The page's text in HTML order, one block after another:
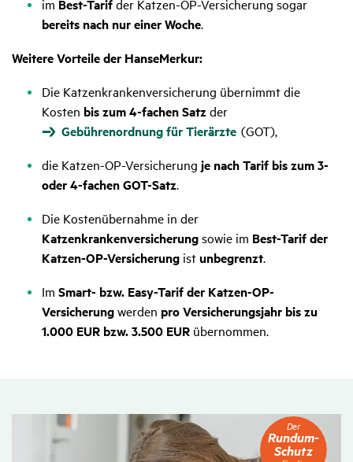
im Best-Tarifder Katzen-OP-Versicherung sogar
bereits nach nur einer Woche.
Weitere Vorteile der HanseMerkur:
Die Katzenkrankenversicherung übernimmt die
Kosten bis zum 4-fachen Satzder
Gebührenordnung für Tierärzte (GOT),
die Katzen-OP-Versicherung je nach Tarif bis zum 3-
oder 4-fachen GOT-Satz.
Die Kostenübernahme in der
Katzenkrankenversicherungsowie im Best-Tarif der
Katzen-OP-Versicherung istunbegrenzt.
Im Smart- bzw. Easy-Tarif der Katzen-OP-
Versicherungwerden pro Versicherungsjahr bis zu
1.000 EUR bzw. 3.500 EUR übernommen.
Der
Rundum-
Schutz
für
Der
Rundum-
Schutz